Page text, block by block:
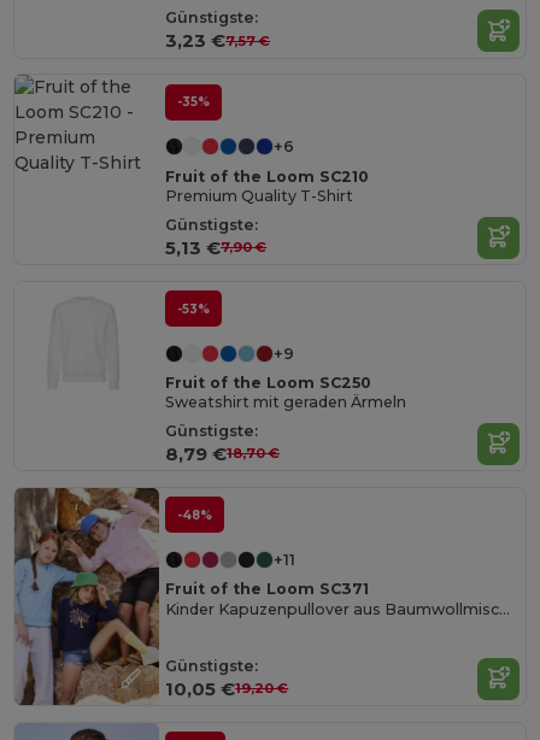
Günstigste:
3,23 €7,57 €
-35%
+6
Fruit of the Loom SC210
Premium Quality T-Shirt
Günstigste:
5,13 €7,90 €
-53%
+9
Fruit of the Loom SC250
Sweatshirt mit geraden Ärmeln
Günstigste:
8,79 €18,70 €
-48%
+11
Fruit of the Loom SC371
Kinder Kapuzenpullover aus Baumwollmischung
Günstigste:
10,05 €19,20 €